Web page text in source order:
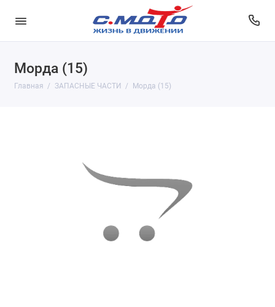
Морда (15)
Главная ЗАПАСНЫЕ ЧАСТИ Морда (15)